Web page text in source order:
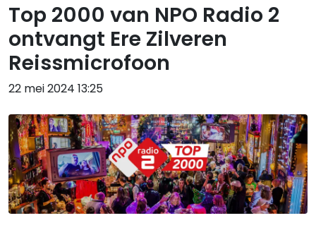
Top 2000 van NPO Radio 2
ontvangt Ere Zilveren
Reissmicrofoon
22 mei 2024 13:25